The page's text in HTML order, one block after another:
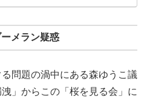
メラン疑惑
問題の渦中にある森ゆうこ議
」からこの「桜を見る会」に